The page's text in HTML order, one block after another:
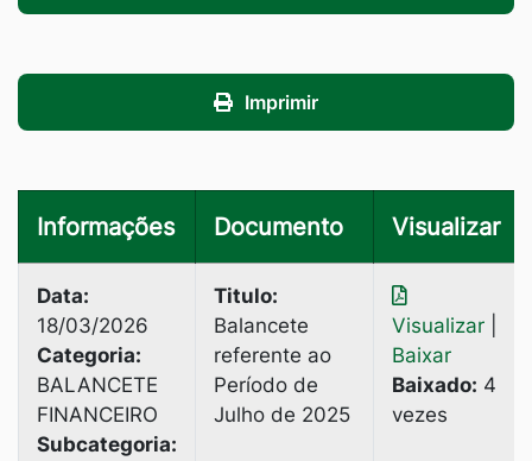
Imprimir
Informações Documento Visualizar
Data:
18/03/2026
Categoria:
BALANCETE
FINANCEIRO
Subcategoria:
Titulo:
Balancete
referente ao
Período de
Julho de 2025
Visualizar
Baixar
Baixado: 4
vezes